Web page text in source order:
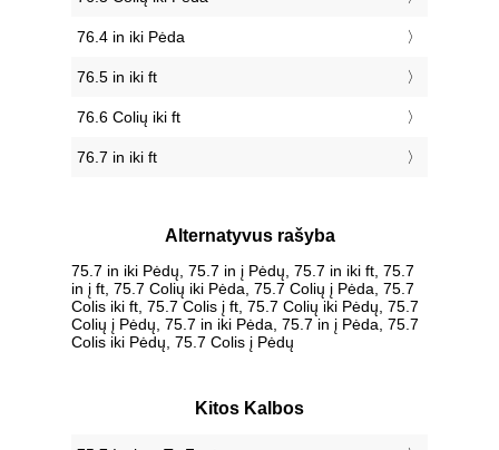
76.4 in iki Pėda
76.5 in iki ft
76.6 Colių iki ft
76.7 in iki ft
Alternatyvus rašyba
75.7 in iki Pėdų, 75.7 in į Pėdų, 75.7 in iki ft, 75.7
in į ft, 75.7 Colių iki Pėda, 75.7 Colių į Pėda, 75.7
Colis iki ft, 75.7 Colis į ft, 75.7 Colių iki Pėdų, 75.7
Colių į Pėdų, 75.7 in iki Pėda, 75.7 in į Pėda, 75.7
Colis iki Pėdų, 75.7 Colis į Pėdų
Kitos Kalbos